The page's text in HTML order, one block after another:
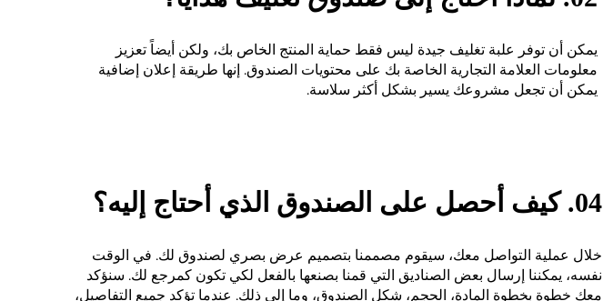
يمكن أن توفر علبة تغليف جيدة ليس فقط حماية المنتج الخاص بك، ولكن أيضاً تعزيز
معلومات العلامة التجارية الخاصة بك على محتويات الصندوق. إنها طريقة إعلان إضافية
يمكن أن تجعل مشروعك يسير بشكل أكثر سلاسة.
04. كيف أحصل على الصندوق الذي أحتاج إليه؟
خلال عملية التواصل معك، سيقوم مصممنا بتصميم عرض بصري لصندوق لك. في الوقت
نفسه، يمكننا إرسال بعض الصناديق التي قمنا بصنعها بالفعل لكي تكون كمرجع لك. سنؤكد
معك خطوة بخطوة المادة، الحجم، شكل الصندوق، وما إلى ذلك. عندما تؤكد جميع التفاصيل،